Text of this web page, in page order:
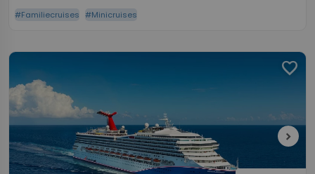
#Familiecruises #Minicruises
favorite
chevron_right